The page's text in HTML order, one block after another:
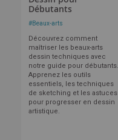
Débutants
#Beaux-arts
Découvrez comment
maîtriser les beaux-arts
dessin techniques avec
notre guide pour débutants.
Apprenez les outils
essentiels, les techniques
de sketching et les astuces
pour progresser en dessin
artistique.